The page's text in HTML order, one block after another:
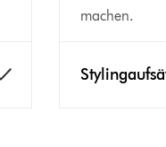
machen.